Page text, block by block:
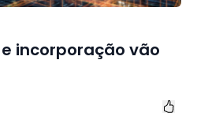
incorporação vão